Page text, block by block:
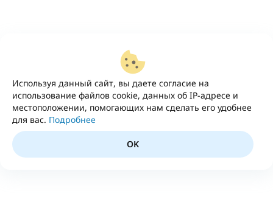
Используя данный сайт, вы даете согласие на
использование файлов cookie, данных об IP-адресе и
местоположении, помогающих нам сделать его удобнее
для вас. Подробнее
OK